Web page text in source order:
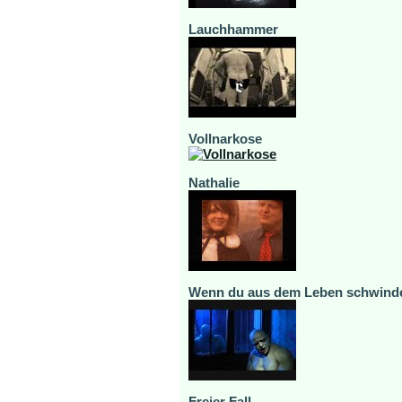
Lauchhammer
Vollnarkose
Nathalie
Wenn du aus dem Leben